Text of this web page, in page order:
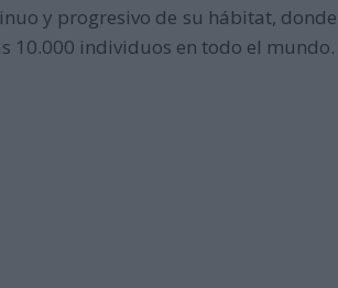
y progresivo de su hábitat, donde
10.000 individuos en todo el mundo.